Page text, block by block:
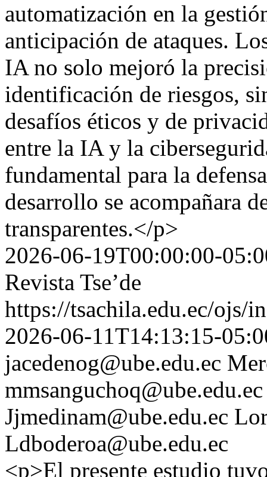
automatización en la
anticipación de ataques.
IA no solo mejoró la
identificación de riesgos,
desafíos éticos y de
entre la IA y la
fundamental para la
desarrollo se acompañara
transparentes.</p>
2026-06-19T00:00:00-
Revista Tse’de
https://tsachila.edu.ec/ojs/
2026-06-11T14:13:15-
jacedenog@ube.edu.ec
mmsanguchoq@ube.edu.ec
Jjmedinam@ube.edu.ec
Ldboderoa@ube.edu.ec
<p>El presente estudio